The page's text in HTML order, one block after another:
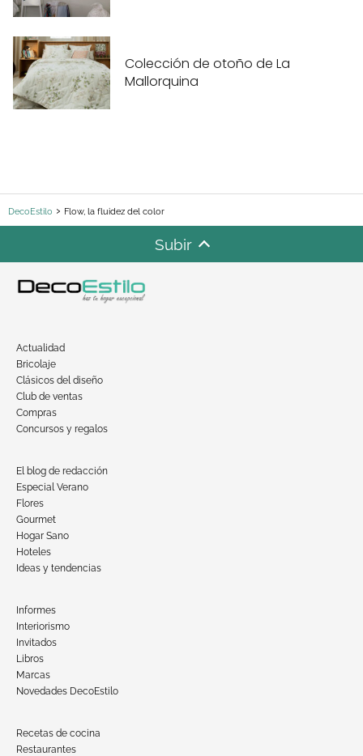
Colección de otoño de La
Mallorquina
DecoEstilo Flow, la fluidez del color
Subir
Actualidad
Bricolaje
Clásicos del diseño
Club de ventas
Compras
Concursos y regalos
El blog de redacción
Especial Verano
Flores
Gourmet
Hogar Sano
Hoteles
Ideas y tendencias
Informes
Interiorismo
Invitados
Libros
Marcas
Novedades DecoEstilo
Recetas de cocina
Restaurantes